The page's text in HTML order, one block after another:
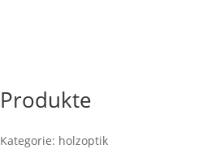
Produkte
Kategorie: holzoptik